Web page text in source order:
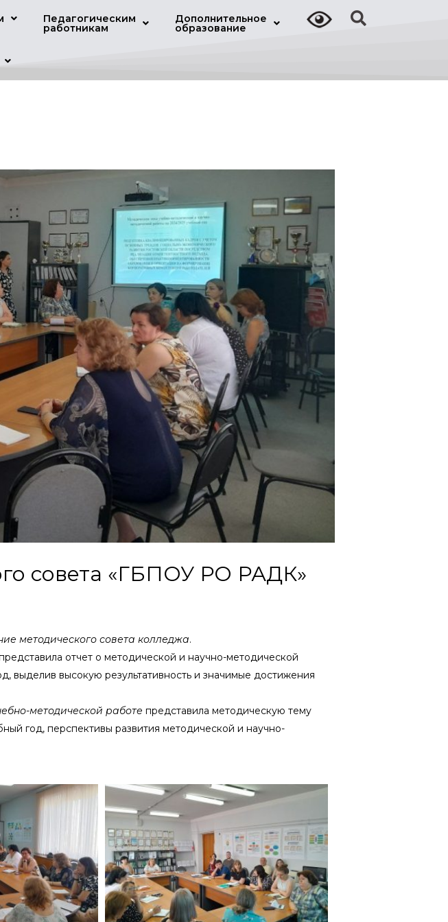
Педагогическим
работникам
Дополнительное
образование
совета «ГБПОУ РО РАДК»
методического совета колледжа.
отчет о методической и научно-методической
выделив высокую результативность и значимые достижения
методической работе представила методическую тему
год, перспективы развития методической и научно-